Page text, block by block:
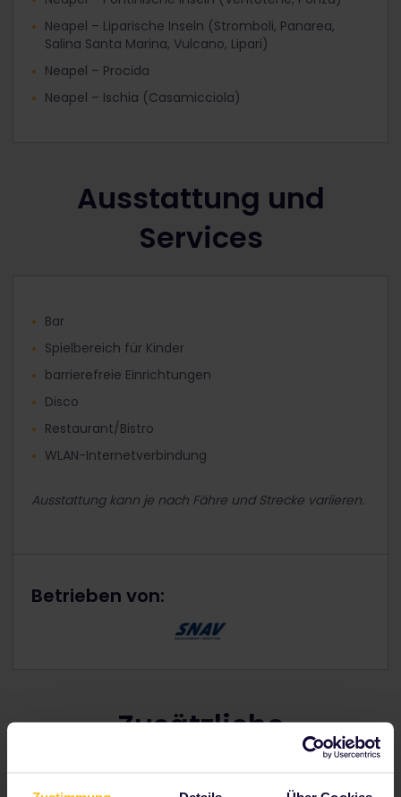
Neapel – Liparische Inseln (Stromboli, Panarea,
Salina Santa Marina, Vulcano, Lipari)
Neapel – Procida
Neapel – Ischia (Casamicciola)
Ausstattung und
Services
Bar
Spielbereich für Kinder
barrierefreie Einrichtungen
Disco
Restaurant/Bistro
WLAN-Internetverbindung
Ausstattung kann je nach Fähre und Strecke variieren.
Betrieben von:
Zusätzliche